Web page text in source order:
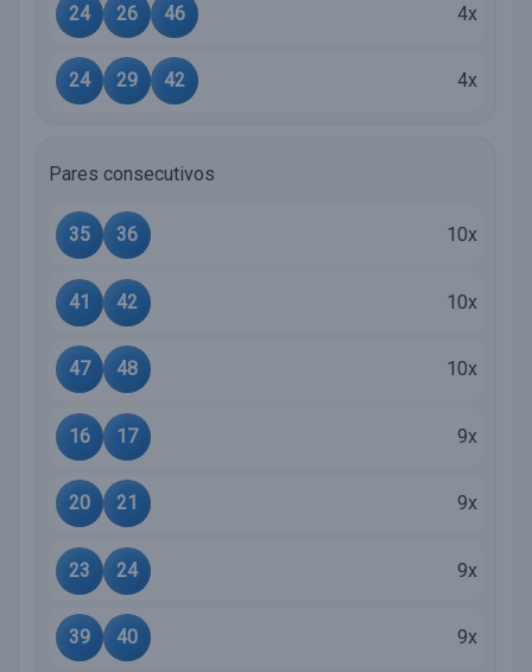
24 26 46 4x
24 29 42 4x
Pares consecutivos
35 36 10x
41 42 10x
47 48 10x
16 17 9x
20 21 9x
23 24 9x
39 40 9x